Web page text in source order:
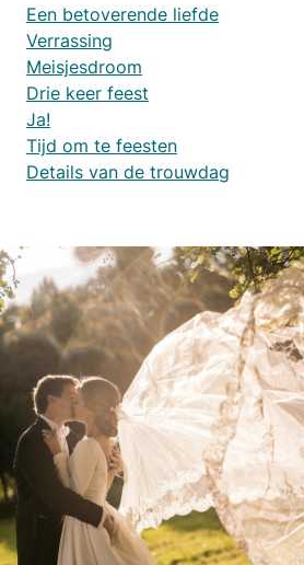
Een betoverende liefde
Verrassing
Meisjesdroom
Drie keer feest
Ja!
Tijd om te feesten
Details van de trouwdag